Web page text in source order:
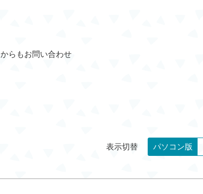
からもお問い合わせ
表示切替 パソコン版